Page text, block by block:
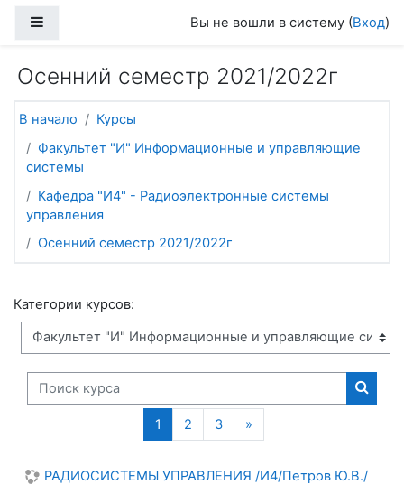
Вы не вошли в систему (Вход)
Осенний семестр 2021/2022г
В начало
Курсы
Факультет "И" Информационные и управляющие
системы
Кафедра "И4" - Радиоэлектронные системы
управления
Осенний семестр 2021/2022г
Категории курсов:
Поиск курса
Поиск
1 (текущая)
2 3 »Следующая страница
РАДИОСИСТЕМЫ УПРАВЛЕНИЯ /И4/Петров Ю.В./